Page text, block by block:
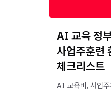
AI 교육 정
사업주훈련
체크리스트
AI 교육비, 사업